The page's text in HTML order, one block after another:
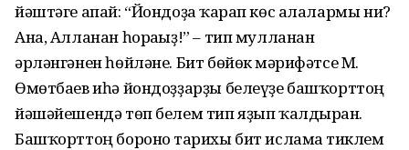
йәштәге апай: “Йондоҙға ҡарап көс алалармы ни?
Ана, Алланан һорағыҙ!” – тип мулланан
әрләнгәнен һөйләне. Бит бөйөк мәғрифәтсе М.
Өмөтбаев иһә йондоҙҙарҙы белеүҙе башҡорттоң
йәшәйешендә төп белем тип яҙып ҡал­дырған.
Башҡорттоң боронғо тарихы бит исламға тиклем